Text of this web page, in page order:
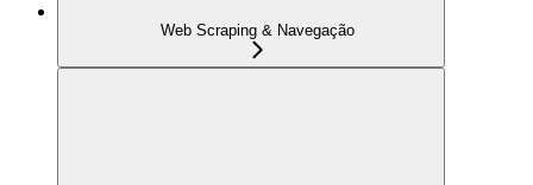
Web Scraping & Navegação